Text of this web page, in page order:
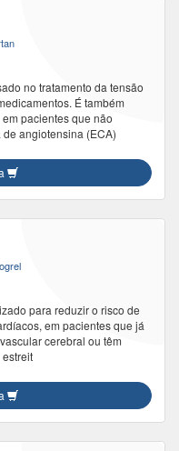
no tratamento da tensão
É também
pacientes que não
angiotensina (ECA)
para reduzir o risco de
em pacientes que já
cerebral ou têm